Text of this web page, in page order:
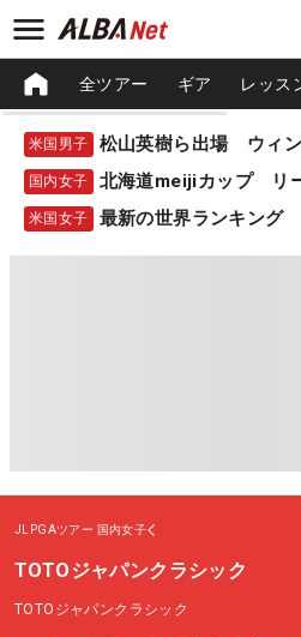
全ツアー ギア レッス
米国男子
国内女子 北海道meijiカップ リ
米国女子 最新の世界ランキング
JLPGAツアー 国内女子
TOTOジャパンクラシック
TOTOジャパンクラシック